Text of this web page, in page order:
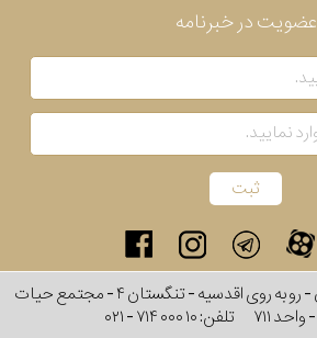
عضویت در خبرنامه
آدرس: تهران - خ پاسداران - رو به روی اقدسیه - تنگستان ۴ - مجتمع حیات
تلفن:۰۲۱ - ۷۱۴ ۰۰۰ ۱۰